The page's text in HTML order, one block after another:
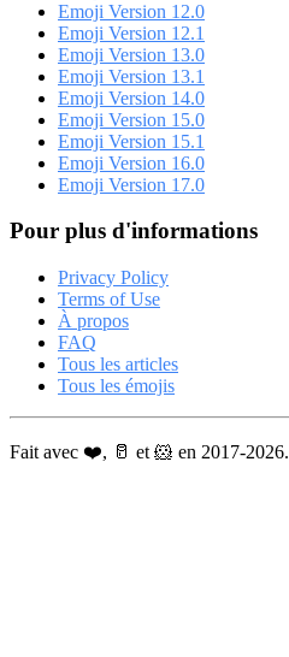
Emoji Version 12.0
Emoji Version 12.1
Emoji Version 13.0
Emoji Version 13.1
Emoji Version 14.0
Emoji Version 15.0
Emoji Version 15.1
Emoji Version 16.0
Emoji Version 17.0
Pour plus d'informations
Privacy Policy
Terms of Use
À propos
FAQ
Tous les articles
Tous les émojis
Fait avec ❤️, 🥛 et 🐹 en 2017-2026.